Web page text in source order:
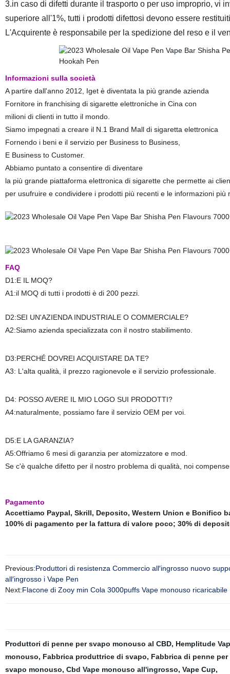
3.in caso di difetti durante il trasporto o per uso improprio, vi
superiore all'1%, tutti i prodotti difettosi devono essere
L'Acquirente è responsabile per la spedizione del reso e il
Informazioni sulla società
A partire dall'anno 2012, Iget è diventata la più grande azienda
Fornitore in franchising di sigarette elettroniche in Cina con
milioni di clienti in tutto il mondo.
Siamo impegnati a creare il N.1 Brand Mall di sigaretta elettronica
Fornendo i beni e il servizio per Business to Business,
E Business to Customer.
Abbiamo puntato a consentire di diventare
la più grande piattaforma elettronica di sigarette che permette ai
per usufruire e condividere i prodotti più recenti e le informazioni più
FAQ
D1:E IL MOQ?
A1:il MOQ di tutti i prodotti è di 200 pezzi.
D2:SEI UN'AZIENDA INDUSTRIALE O COMMERCIALE?
A2:Siamo azienda specializzata con il nostro stabilimento.
D3:PERCHÉ DOVREI ACQUISTARE DA TE?
A3: L'alta qualità, il prezzo ragionevole e il servizio professionale.
D4: POSSO AVERE IL MIO LOGO SUI PRODOTTI?
A4:naturalmente, possiamo fare il servizio OEM per voi.
D5:E LA GARANZIA?
A5:Offriamo 6 mesi di garanzia per atomizzatore e mod.
Se c'è qualche difetto per il nostro problema di qualità, noi
Pagamento
Accettiamo Paypal, Skrill, Deposito, Western Union e Bonifico
100% di pagamento per la fattura di valore poco; 30% di
Previous:Produttori di resistenza Commercio all′ingrosso nuovo
all′ingrosso i Vape Pen
Next:Flacone di Zooy min Cola 3000puffs Vape monouso ricaricabile
Produttori di penne per svapo monouso al CBD, Hemplitude
monouso, Fabbrica produttrice di svapo, Fabbrica di penne
svapo monouso, Cbd Vape monouso all'ingrosso, Vape Cup,